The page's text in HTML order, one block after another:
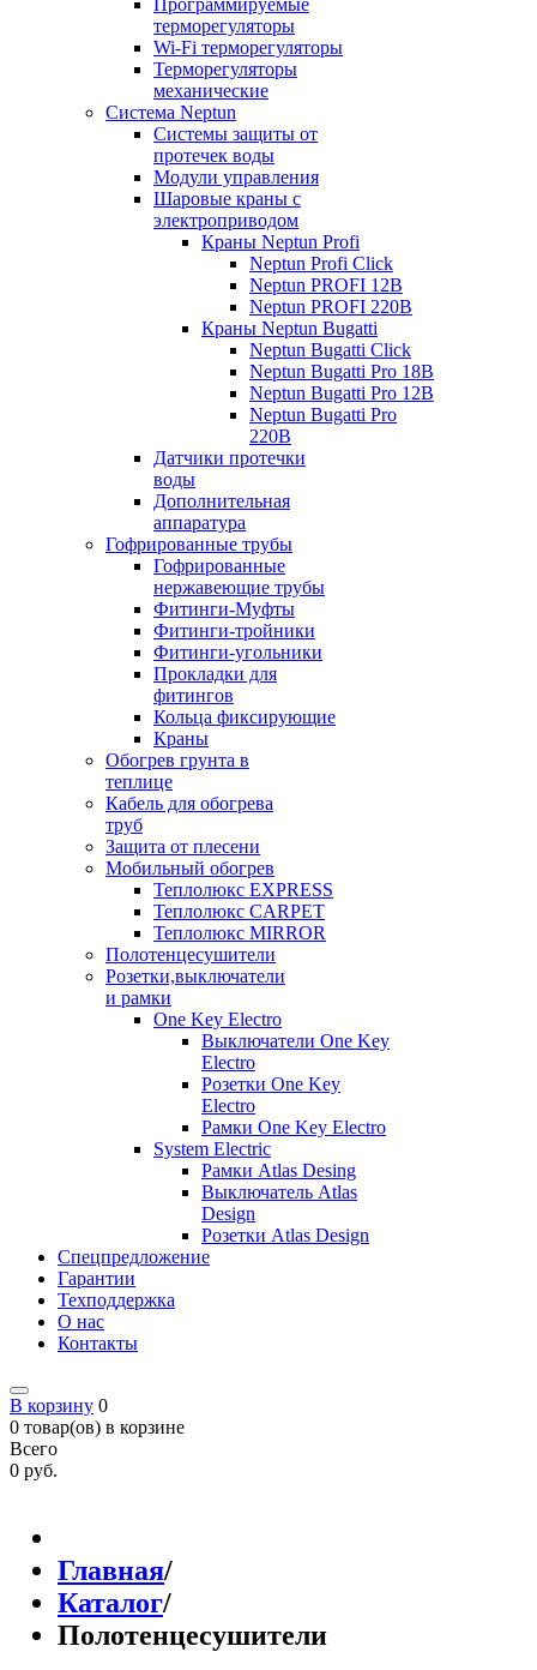
Программируемые
терморегуляторы
Wi-Fi терморегуляторы
Терморегуляторы
механические
Система Neptun
Системы защиты от
протечек воды
Модули управления
Шаровые краны с
электроприводом
Краны Neptun Profi
Neptun Profi Click
Neptun PROFI 12В
Neptun PROFI 220В
Краны Neptun Bugatti
Neptun Bugatti Click
Neptun Bugatti Pro 18В
Neptun Bugatti Pro 12В
Neptun Bugatti Pro
220В
Датчики протечки
воды
Дополнительная
аппаратура
Гофрированные трубы
Гофрированные
нержавеющие трубы
Фитинги-Муфты
Фитинги-тройники
Фитинги-угольники
Прокладки для
фитингов
Кольца фиксирующие
Краны
Обогрев грунта в
теплице
Кабель для обогрева
труб
Защита от плесени
Мобильный обогрев
Теплолюкс EXPRESS
Теплолюкс CARPET
Теплолюкс MIRROR
Полотенцесушители
Розетки,выключатели
и рамки
One Key Electro
Выключатели One Key
Electro
Розетки One Key
Electro
Рамки One Key Electro
System Electric
Рамки Atlas Desing
Выключатель Atlas
Design
Розетки Atlas Design
Спецпредложение
Гарантии
Техподдержка
О нас
Контакты
В корзину 0
0 товар(ов) в корзине
Всего
0 руб.
Главная/
Каталог/
Полотенцесушители